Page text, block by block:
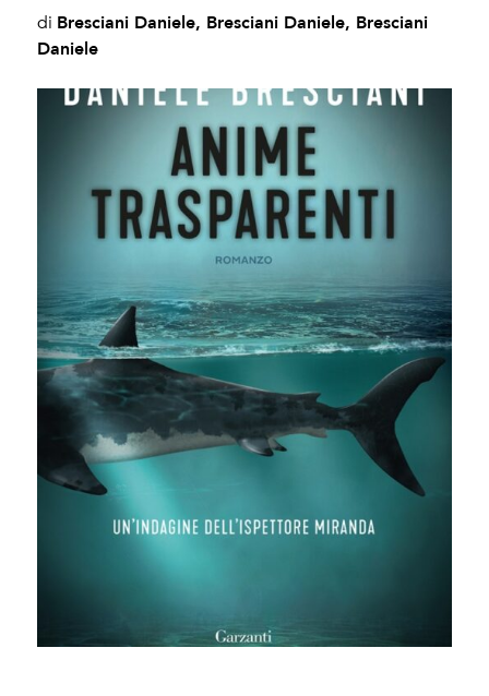
di Bresciani Daniele, Bresciani Daniele, Bresciani
Daniele